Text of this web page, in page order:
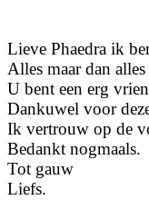
Lieve Phaedra ik
Alles maar dan
U bent een erg
Dankuwel voor
Ik vertrouw op de
Bedankt nogmaals.
Tot gauw
Liefs.